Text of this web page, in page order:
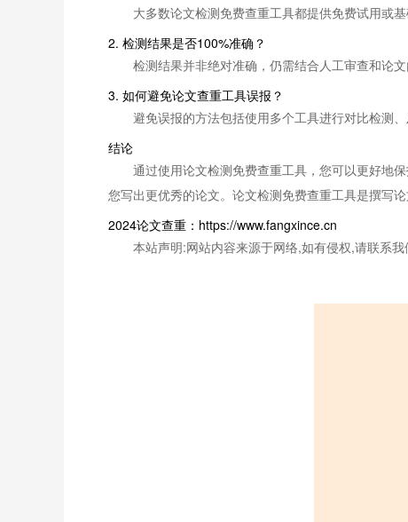
大多数论文检测免费查重工具都提供免费试用或
2. 检测结果是否100%准确？
检测结果并非绝对准确，仍需结合人工审查和论
3. 如何避免论文查重工具误报？
避免误报的方法包括使用多个工具进行对比检测
结论
通过使用论文检测免费查重工具，您可以更好地
您写出更优秀的论文。论文检测免费查重工具是撰写
2024论文查重：https://www.fangxince.cn
本站声明:网站内容来源于网络,如有侵权,请联系我